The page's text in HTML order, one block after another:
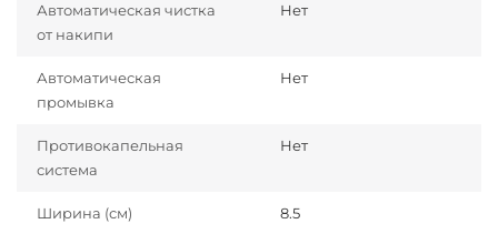
Автоматическая чистка
от накипи
Нет
Автоматическая
промывка
Нет
Противокапельная
система
Нет
Ширина (см) 8.5